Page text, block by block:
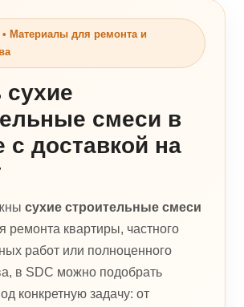
• Материалы для ремонта и
сухие
смеси в
с доставкой на
сухие строительные смеси
ремонта квартиры, частного
работ или полноценного
в SDC можно подобрать
конкретную задачу: от